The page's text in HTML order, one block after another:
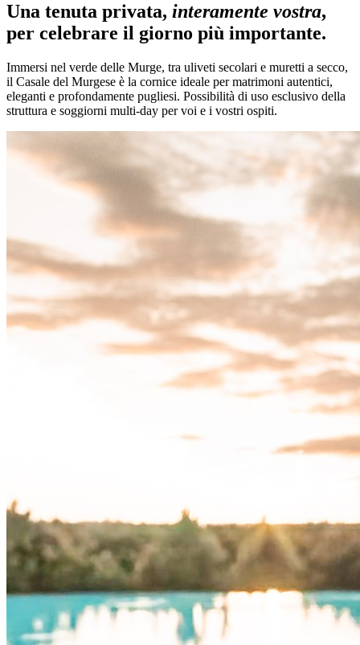
Una tenuta privata, interamente vostra,
per celebrare il giorno più importante.
Immersi nel verde delle Murge, tra uliveti secolari e muretti a secco,
il Casale del Murgese è la cornice ideale per matrimoni autentici,
eleganti e profondamente pugliesi. Possibilità di uso esclusivo della
struttura e soggiorni multi-day per voi e i vostri ospiti.